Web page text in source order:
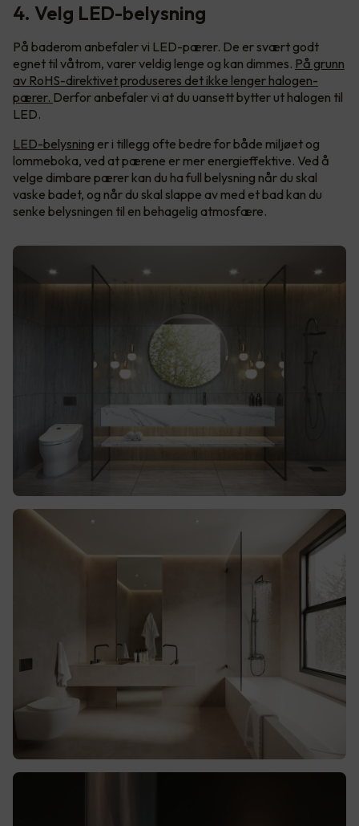
4. Velg LED-belysning
På baderom anbefaler vi LED-pærer. De er svært godt
egnet til våtrom, varer veldig lenge og kan dimmes. På grunn
av RoHS-direktivet produseres det ikke lenger halogen-
pærer. Derfor anbefaler vi at du uansett bytter ut halogen til
LED.
LED-belysning er i tillegg ofte bedre for både miljøet og
lommeboka, ved at pærene er mer energieffektive. Ved å
velge dimbare pærer kan du ha full belysning når du skal
vaske badet, og når du skal slappe av med et bad kan du
senke belysningen til en behagelig atmosfære.